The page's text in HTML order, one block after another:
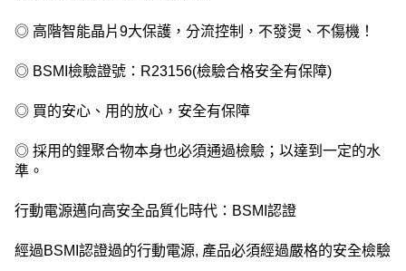
◎ 高階智能晶片9大保護，分流控制，不發燙、不傷機！
◎ BSMI檢驗證號：R23156(檢驗合格安全有保障)
◎ 買的安心、用的放心，安全有保障
◎ 採用的鋰聚合物本身也必須通過檢驗；以達到一定的水
準。
行動電源邁向高安全品質化時代：BSMI認證
經過BSMI認證過的行動電源, 產品必須經過嚴格的安全檢驗